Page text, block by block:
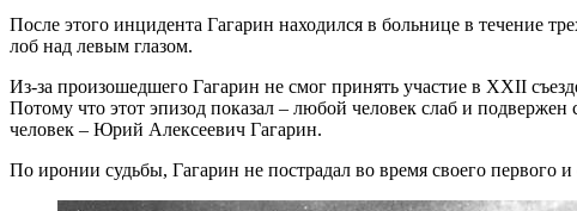
После этого инцидента Гагарин находился в больнице в течение
лоб над левым глазом.
Из-за произошедшего Гагарин не смог принять участие в XXII
Потому что этот эпизод показал – любой человек слаб и
человек – Юрий Алексеевич Гагарин.
По иронии судьбы, Гагарин не пострадал во время своего первого